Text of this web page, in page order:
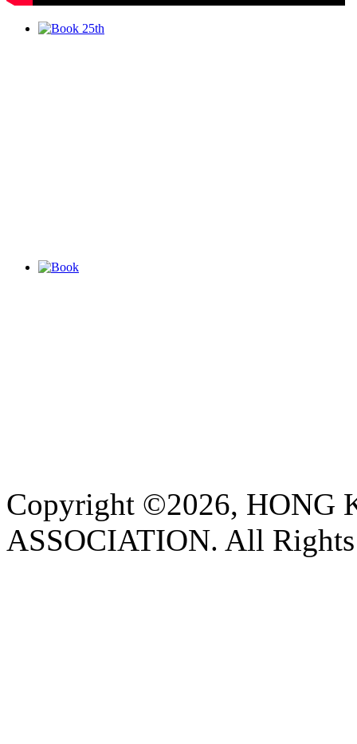
Copyright ©2026, HONG
ASSOCIATION. All Rights